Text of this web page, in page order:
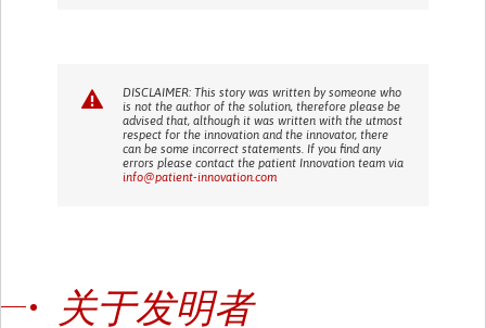
DISCLAIMER: This story was written by someone who
is not the author of the solution, therefore please be
advised that, although it was written with the utmost
respect for the innovation and the innovator, there
can be some incorrect statements. If you find any
errors please contact the patient Innovation team via
info@patient-innovation.com
关于发明者